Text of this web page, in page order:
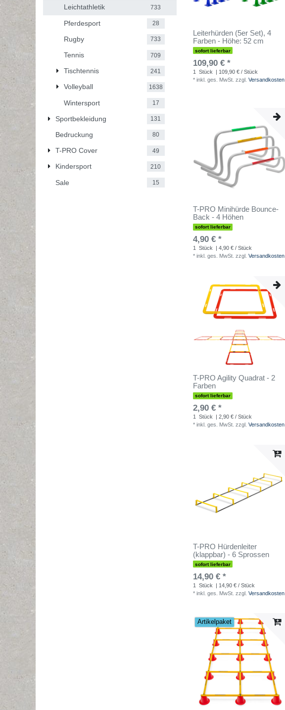
Leichtathletik 733
Pferdesport 28
Rugby 733
Tennis 709
Tischtennis 241
Volleyball 1638
Wintersport 17
Sportbekleidung 131
Bedruckung 80
T-PRO Cover 49
Kindersport 210
Sale 15
Leiterhürden (5er Set), 4
Farben - Höhe: 52 cm
sofort lieferbar
109,90 € *
1 Stück
| 109,90 € / Stück
* inkl. ges. MwSt. zzgl. Versandkosten
T-PRO Minihürde Bounce-
Back - 4 Höhen
sofort lieferbar
4,90 € *
1 Stück
| 4,90 € / Stück
* inkl. ges. MwSt. zzgl. Versandkosten
T-PRO Agility Quadrat - 2
Farben
sofort lieferbar
2,90 € *
1 Stück
| 2,90 € / Stück
* inkl. ges. MwSt. zzgl. Versandkosten
T-PRO Hürdenleiter
(klappbar) - 6 Sprossen
sofort lieferbar
14,90 € *
1 Stück
| 14,90 € / Stück
* inkl. ges. MwSt. zzgl. Versandkosten
Artikelpaket